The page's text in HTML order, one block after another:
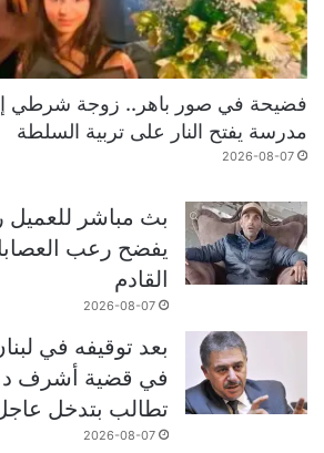
فضيحة في صور باهر.. زوجة شرطي
مدرسة يفتح النار على تربية السلطة
2026-08-07
بث مباشر للعميل
يفضح رعب
القادم
2026-08-07
بعد توقيفه في
في قضية أشرف
تطالب بتدخل
2026-08-07